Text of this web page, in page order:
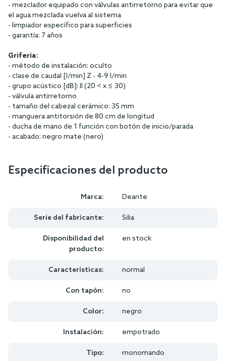
- mezclador equipado con válvulas antirretorno para evitar que
el agua mezclada vuelva al sistema
- limpiador específico para superficies
- garantía: 7 años
Grifería:
- método de instalación: oculto
- clase de caudal [l/min] Z - 4-9 l/min
- grupo acústico [dB]: II (20 < x ≤ 30)
- válvula antirretorno
- tamaño del cabezal cerámico: 35 mm
- manguera antitorsión de 80 cm de longitud
- ducha de mano de 1 función con botón de inicio/parada
- acabado: negro mate (nero)
Especificaciones del producto
Marca: Deante
Serie del fabricante: Silia
Disponibilidad del
producto:
en stock
Características: normal
Con tapón: no
Color: negro
Instalación: empotrado
Tipo: monomando